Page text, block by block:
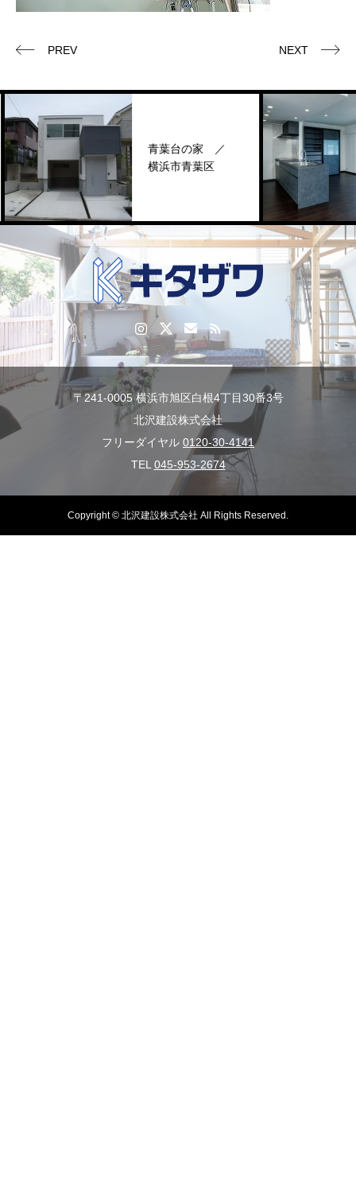
PREV NEXT
青葉台の家 ／
横浜市青葉区
和
〒241-0005 横浜市旭区白根4丁目30番3号
北沢建設株式会社
フリーダイヤル 0120-30-4141
TEL 045-953-2674
Copyright © 北沢建設株式会社 All Rights Reserved.